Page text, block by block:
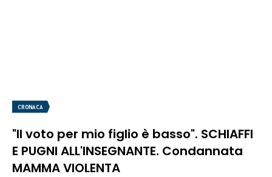
CRONACA
"Il voto per mio figlio è basso". SCHIAFFI
E PUGNI ALL'INSEGNANTE. Condannata
MAMMA VIOLENTA